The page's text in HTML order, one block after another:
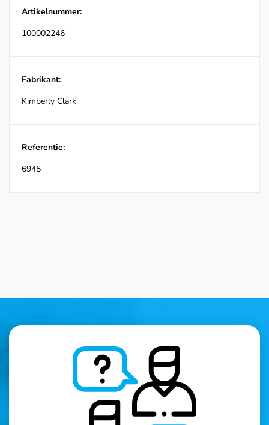
Artikelnummer:
100002246
Fabrikant:
Kimberly Clark
Referentie:
6945